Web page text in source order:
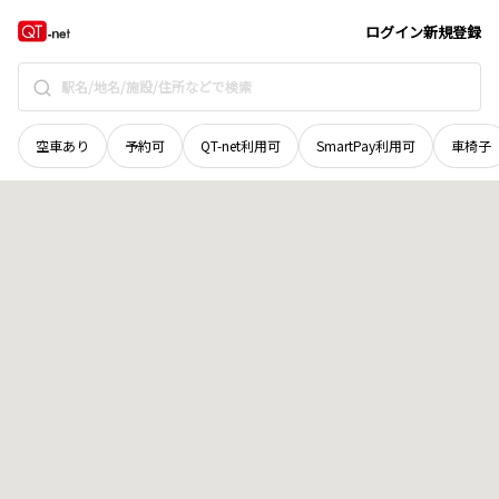
ログイン新規登録
空車あり 予約可 QT-net利用可 SmartPay利用可 車椅子
香川県